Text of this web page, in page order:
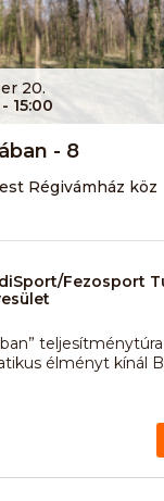
20.
- 15:00
- 8
Régivámház köz
Fezosport
élményt kínál